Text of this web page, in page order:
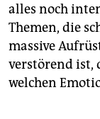
alles noch
Themen, die
massive
verstörend ist,
welchen